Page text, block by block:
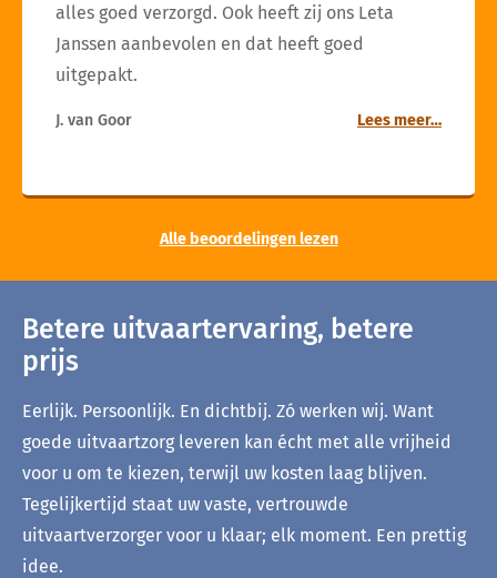
alles goed verzorgd. Ook heeft zij ons Leta
Janssen aanbevolen en dat heeft goed
uitgepakt.
J. van Goor Lees meer…
Alle beoordelingen lezen
Betere uitvaartervaring, betere
prijs
Eerlijk. Persoonlijk. En dichtbij. Zó werken wij. Want
goede uitvaartzorg leveren kan écht met alle vrijheid
voor u om te kiezen, terwijl uw kosten laag blijven.
Tegelijkertijd staat uw vaste, vertrouwde
uitvaartverzorger voor u klaar; elk moment. Een prettig
idee.